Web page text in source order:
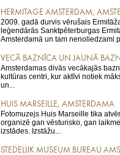
HERMITAGE AMSTERDAM,
2009. gadā durvis vērušais
leģendārās Sanktpēterburgas
Amsterdamā un tam nenoliedzami
VECĀ BAZNĪCA UN JAUNĀ
Amsterdamas divās vecākajās
kultūras centri, kur aktīvi notiek
un...
HUIS MARSEILLE, AMSTERDAMA
Fotomuzejs Huis Marseille tika
organizē gan vēsturisko, gan
izstādes. Izstāžu...
STEDELIJK MUSEUM BUREAU